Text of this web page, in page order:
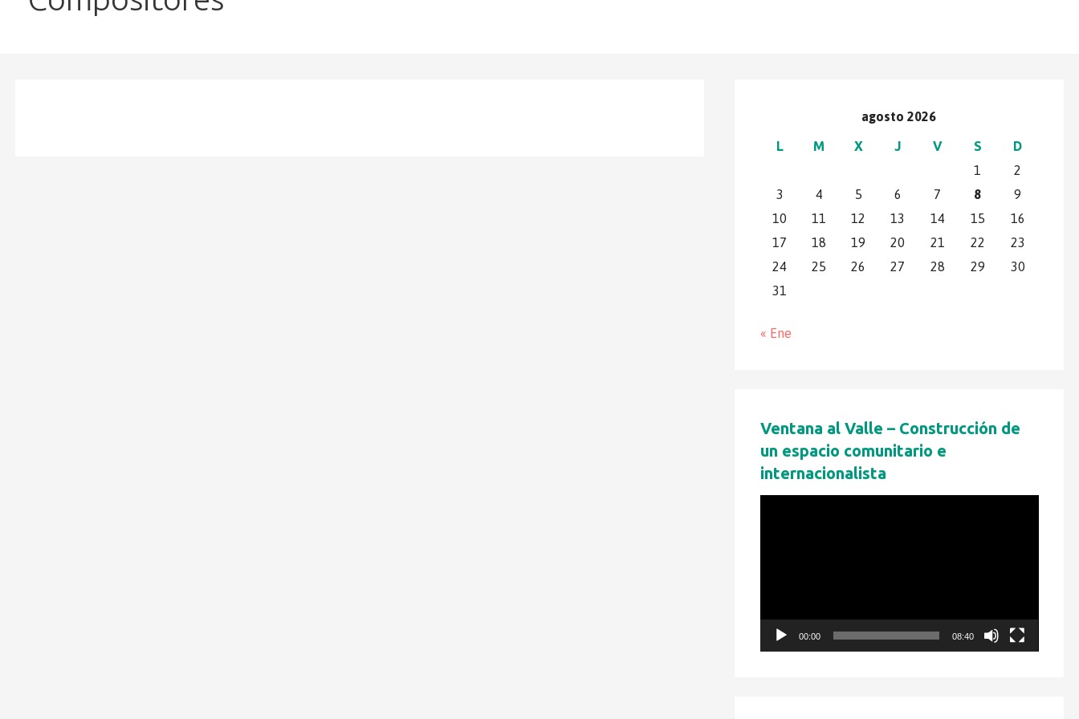
agosto 2026
L M X J V S
D
1
2
3
4 5 6 7 8
9
10
11 12 13 14 15
16
17
18 19 20 21 22
23
24
25 26 27 28 29
30
31
« Ene
Ventana al Valle – Construcción de
un espacio comunitario e
internacionalista
00:00 08:40